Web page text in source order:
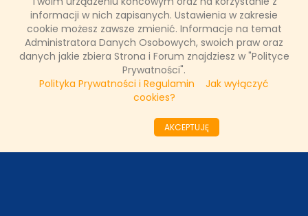
informacji w nich zapisanych. Ustawienia w zakresie
cookie możesz zawsze zmienić. Informacje na temat
Administratora Danych Osobowych, swoich praw oraz
danych jakie zbiera Strona i Forum znajdziesz w "Polityce
Prywatności".
Polityka Prywatności i Regulamin
Jak wyłączyć
cookies?
AKCEPTUJĘ
PARTNERZY
SONDA
NASZE WYWIADY